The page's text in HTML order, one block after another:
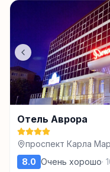
Отель Аврора
проспект Карла
8.0 Очень хорошо·